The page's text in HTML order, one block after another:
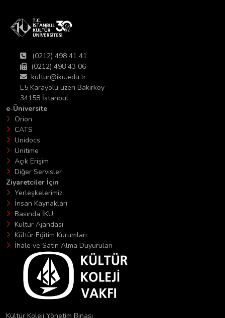
(0212) 498 41 41
(0212) 498 43 06
kultur@iku.edu.tr
E5 Karayolu üzeri Bakırköy
34158 İstanbul
e-Üniversite
Orion
CATS
Unidocs
Unitime
Açık Erişim
Diğer Servisler
Ziyaretciler İçin
Yerleşkelerimiz
İnsan Kaynakları
Basında İKÜ
Kültür Ajandası
Kültür Eğitim Kurumları
İhale ve Satın Alma Duyuruları
Kültür Koleji Yönetim Binası